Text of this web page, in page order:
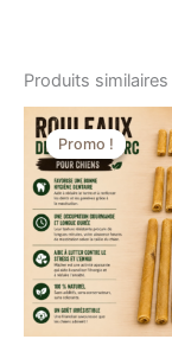
Produits similaires
Promo !
Promo !
de
à